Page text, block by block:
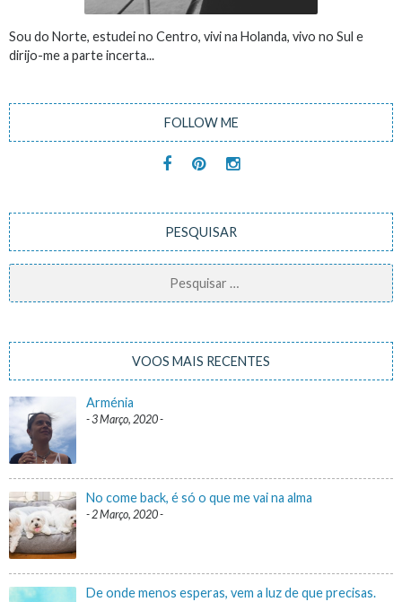
Sou do Norte, estudei no Centro, vivi na Holanda, vivo no Sul e
dirijo-me a parte incerta...
FOLLOW ME
PESQUISAR
Pesquisar
por:
VOOS MAIS RECENTES
Arménia
3 Março, 2020
No come back, é só o que me vai na alma
2 Março, 2020
De onde menos esperas, vem a luz de que precisas.